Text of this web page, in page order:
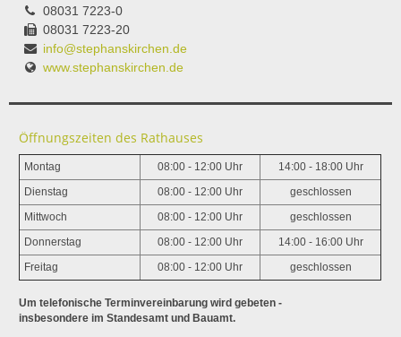
08031 7223-0
08031 7223-20
info@stephanskirchen.de
www.stephanskirchen.de
Öffnungszeiten des Rathauses
Montag 08:00 - 12:00 Uhr 14:00 - 18:00 Uhr
Dienstag 08:00 - 12:00 Uhr geschlossen
Mittwoch 08:00 - 12:00 Uhr geschlossen
Donnerstag 08:00 - 12:00 Uhr 14:00 - 16:00 Uhr
Freitag 08:00 - 12:00 Uhr geschlossen
Um telefonische Terminvereinbarung wird gebeten -
insbesondere im Standesamt und Bauamt.